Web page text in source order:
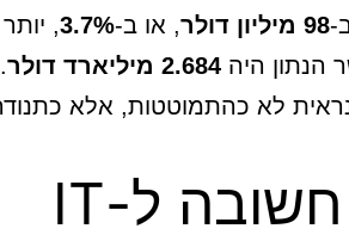
98 מיליון דולר , או ב-3.7%
,
2.684 מיליארד דולר
לא כהתמוטטות, אלא
למה ישראל חשובה ל-IT